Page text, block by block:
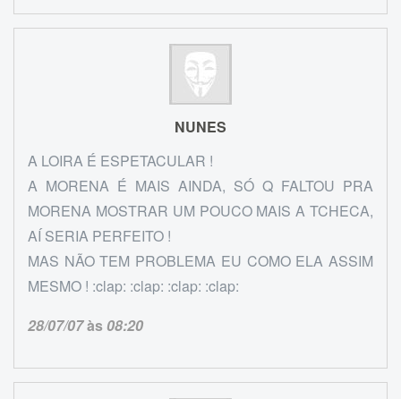
NUNES
A LOIRA É ESPETACULAR !
A MORENA É MAIS AINDA, SÓ Q FALTOU PRA
MORENA MOSTRAR UM POUCO MAIS A TCHECA,
AÍ SERIA PERFEITO !
MAS NÃO TEM PROBLEMA EU COMO ELA ASSIM
MESMO ! :clap: :clap: :clap: :clap:
28/07/07às08:20